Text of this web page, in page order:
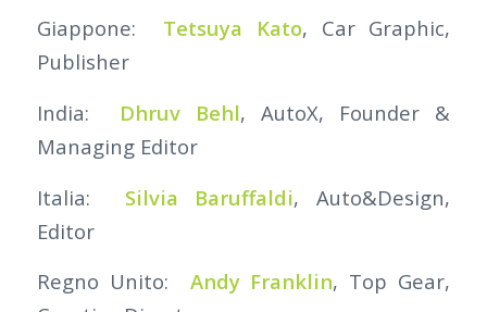
Giappone: Tetsuya Kato, Car Graphic,
Publisher
India: Dhruv Behl, AutoX, Founder &
Managing Editor
Italia: Silvia Baruffaldi, Auto&Design,
Editor
Regno Unito: Andy Franklin, Top Gear,